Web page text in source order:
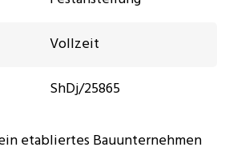
Vollzeit
ShDj/25865
etabliertes Bauunternehmen